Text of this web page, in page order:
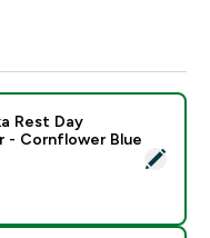
trenerka Rest Day
Rest Day
- Cornflower Blue